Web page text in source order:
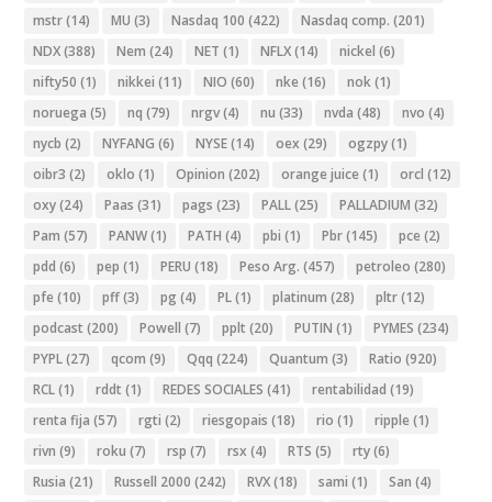
mstr(14) MU (3) Nasdaq 100 (422) Nasdaq comp. (201)
NDX(388) Nem (24) NET (1) NFLX(14) nickel (6)
nifty50 (1) nikkei (11) NIO (60) nke (16) nok(1)
noruega (5) nq (79) nrgv(4) nu (33) nvda (48) nvo (4)
nycb (2) NYFANG (6) NYSE(14) oex (29) ogzpy(1)
oibr3 (2) oklo (1) Opinion (202) orange juice (1) orcl (12)
oxy(24) Paas (31) pags (23) PALL(25) PALLADIUM (32)
Pam (57) PANW(1) PATH (4) pbi (1) Pbr(145) pce (2)
pdd (6) pep (1) PERU (18) Peso Arg. (457) petroleo (280)
pfe (10) pff(3) pg (4) PL(1) platinum (28) pltr(12)
podcast (200) Powell (7) pplt (20) PUTIN (1) PYMES (234)
PYPL(27) qcom (9) Qqq (224) Quantum (3) Ratio (920)
RCL(1) rddt (1) REDES SOCIALES (41) rentabilidad (19)
renta fija (57) rgti (2) riesgopais (18) rio (1) ripple (1)
rivn (9) roku (7) rsp (7) rsx (4) RTS (5) rty(6)
Rusia (21) Russell 2000 (242) RVX(18) sami (1) San (4)